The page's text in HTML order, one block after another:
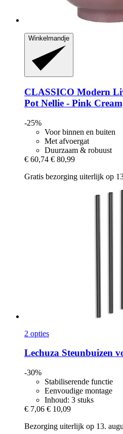
Winkelmandje
CLASSICO Modern
Pot Nellie -​ Pink
-25%
Voor binnen en buiten
Met afvoergat
Duurzaam & robuust
€ 60,74 € 80,99
Gratis bezorging uiterlijk op
2 opties
Lechuza Steunbuizen
-30%
Stabiliserende functie
Eenvoudige montage
Inhoud: 3 stuks
€ 7,06 € 10,09
Bezorging uiterlijk op 13.